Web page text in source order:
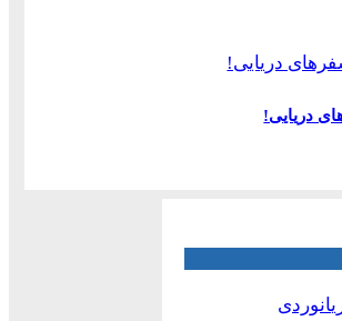
دریایی!